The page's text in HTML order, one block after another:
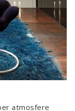
atmosfere